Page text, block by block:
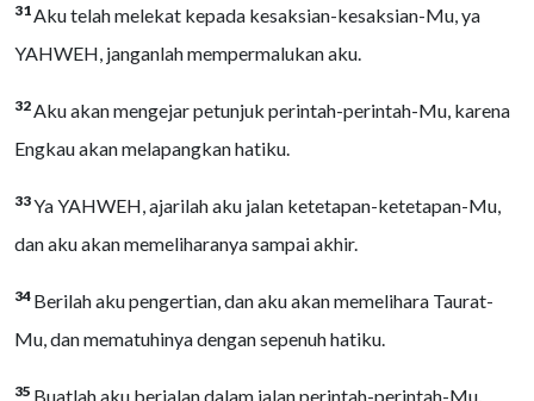
31Aku telah melekat kepada kesaksian-kesaksian-Mu, ya
YAHWEH, janganlah mempermalukan aku.
32Aku akan mengejar petunjuk perintah-perintah-Mu, karena
Engkau akan melapangkan hatiku.
33Ya YAHWEH, ajarilah aku jalan ketetapan-ketetapan-Mu,
dan aku akan memeliharanya sampai akhir.
34 Berilah aku pengertian, dan aku akan memelihara Taurat-
Mu, dan mematuhinya dengan sepenuh hatiku.
35 Buatlah aku berjalan dalam jalan perintah-perintah-Mu,